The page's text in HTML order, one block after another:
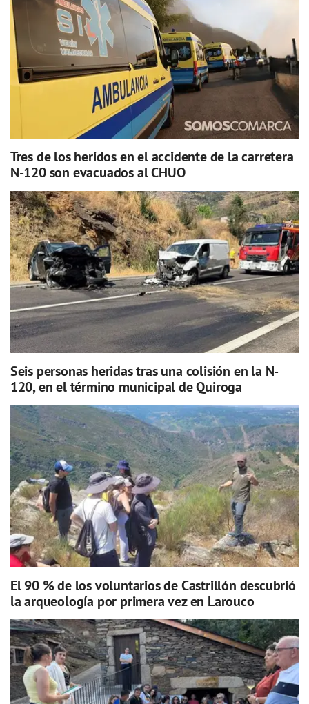
Tres de los heridos en el accidente de la carretera
N-120 son evacuados al CHUO
Seis personas heridas tras una colisión en la N-
120, en el término municipal de Quiroga
El 90 % de los voluntarios de Castrillón descubrió
la arqueología por primera vez en Larouco